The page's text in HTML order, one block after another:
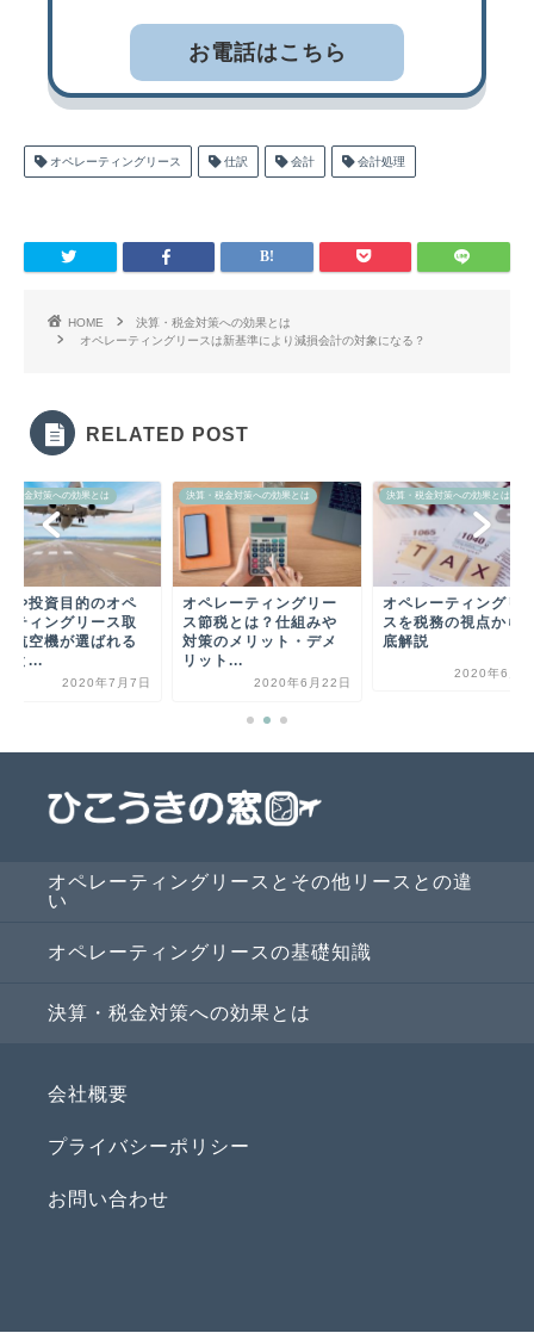
お電話はこちら
オペレーティングリース 仕訳 会計 会計処理
HOME
決算・税金対策への効果とは
オペレーティングリースは新基準により減損会計の対象になる？
RELATED POST
・税金対策への効果とは
や投資目的のオペ
ティングリース取
航空機が選ばれる
と...
2020年7月7日
決算・税金対策への効果とは
オペレーティングリー
ス節税とは？仕組みや
対策のメリット・デメ
リット...
2020年6月22日
決算・税金対策への効果とは
オペレーティングリ
スを税務の視点から
底解説
2020年6月
会社概要
プライバシーポリシー
お問い合わせ
オペレーティングリースとその他リースとの違
い
オペレーティングリースの基礎知識
決算・税金対策への効果とは